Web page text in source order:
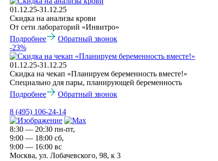
01.12.25-31.12.25
Скидка на анализы крови
От сети лабораторий «Инвитро»
Подробнее
Обратный звонок
-23%
01.12.25-31.12.25
Скидка на чекап «Планируем беременность вместе!»
Специально для пары, планирующей беременность
Подробнее
Обратный звонок
8 (495) 106-24-14
8:30 — 20:30 пн-пт,
9:00 — 18:00 сб,
9:00 — 16:00 вс
Москва, ул. Лобачевского, 98, к 3